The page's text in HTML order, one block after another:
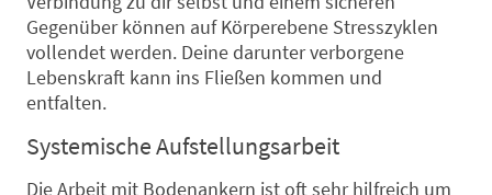
Gegenüber können auf Körperebene Stresszyklen
vollendet werden. Deine darunter verborgene
Lebenskraft kann ins Fließen kommen und
entfalten.
Systemische Aufstellungsarbeit
Die Arbeit mit Bodenankern ist oft sehr hilfreich um